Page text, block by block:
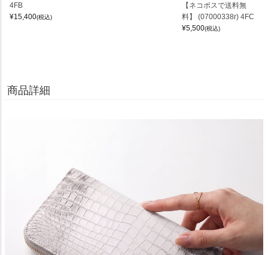
4FB
¥15,400(税込)
【ネコポスで送料無
料】 (07000338r) 4FC
¥5,500(税込)
商品詳細